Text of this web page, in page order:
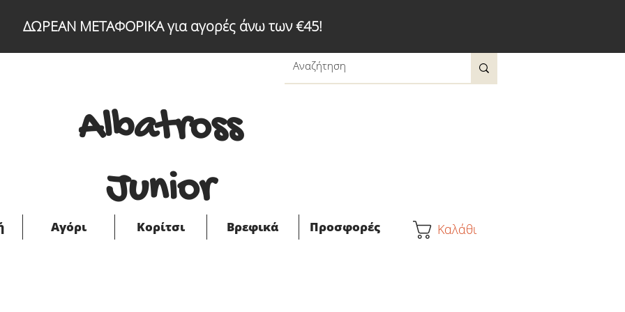
ΔΩΡΕΑΝ ΜΕΤΑΦΟΡΙΚΑ για αγορές άνω των €45!
Albatross
Junior
Αγόρι Κορίτσι Βρεφικά Προσφορές Καλάθι